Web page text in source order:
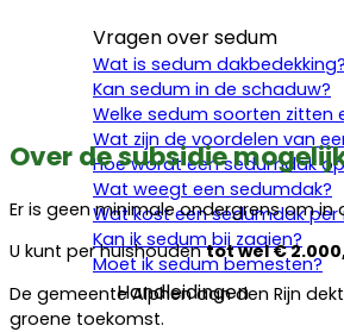
Vragen over sedum
Wat is sedum dakbedekking?
Kan sedum in de schaduw?
Welke sedum soorten zitten
Wat zijn de voordelen van
Hoe wordt een sedumdak
Wat weegt een sedumdak?
Wat kost een sedumdak per
Kan ik sedum bij zaaien?
Moet ik sedum bemesten?
Handleidingen
Over de subsidie
Er is geen minimale ondergrens om
U kunt per huishoudentot wel €
De gemeente Alphen aan den Rijn
groene toekomst.